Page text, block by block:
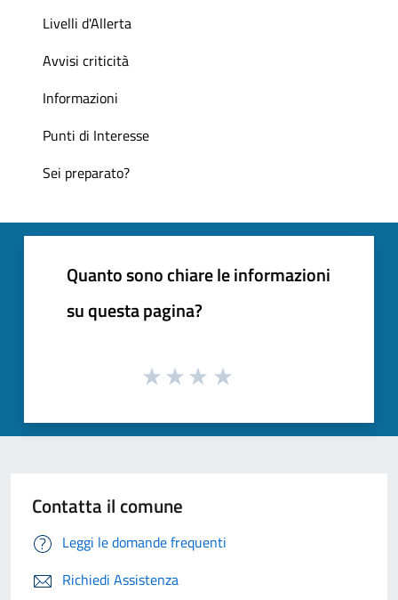
Livelli d'Allerta
Avvisi criticità
Informazioni
Punti di Interesse
Sei preparato?
Quanto sono chiare le informazioni
su questa pagina?
Contatta il comune
Leggi le domande frequenti
Richiedi Assistenza